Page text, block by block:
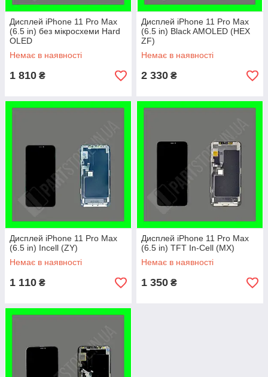
Дисплей iPhone 11 Pro Max
(6.5 in) без мікросхеми Hard
OLED
Немає в наявності
1 810 ₴
Дисплей iPhone 11 Pro Max
(6.5 in) Black AMOLED (HEX
ZF)
Немає в наявності
2 330 ₴
Дисплей iPhone 11 Pro Max
(6.5 in) Incell (ZY)
Немає в наявності
1 110 ₴
Дисплей iPhone 11 Pro Max
(6.5 in) TFT In-Cell (MX)
Немає в наявності
1 350 ₴